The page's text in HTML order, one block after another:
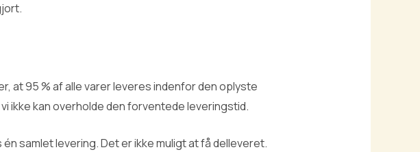
at 95 % af alle varer leveres indenfor den oplyste
ikke kan overholde den forventede leveringstid.
samlet levering. Det er ikke muligt at få delleveret.